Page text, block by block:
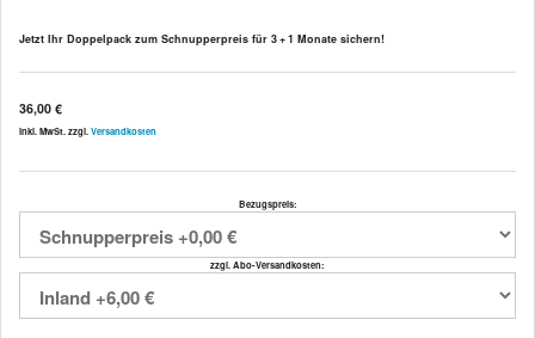
Jetzt Ihr Doppelpack zum Schnupperpreis für 3 + 1 Monate sichern!
36,00 €
inkl. MwSt. zzgl. Versandkosten
Bezugspreis:
zzgl. Abo-Versandkosten: